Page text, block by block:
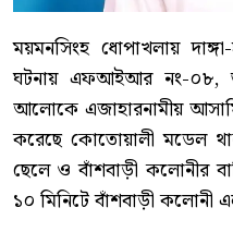
ময়মনসিংহ ধোপাখলায়
ঘটনায় এফআইআর নং-০৮,
আলোকে এজাহারনামীয়
করেছে কোতোয়ালী মডেল
ছেলে ও বাঁশবাড়ী কলোনীর
১০ মিনিটে বাঁশবাড়ী